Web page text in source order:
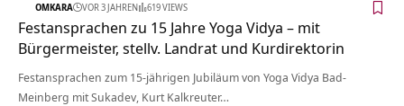
OMKARA VOR 3 JAHREN 619 VIEWS
Festansprachen zu 15 Jahre Yoga Vidya – mit
Bürgermeister, stellv. Landrat und Kurdirektorin
Festansprachen zum 15-jährigen Jubiläum von Yoga Vidya Bad-
Meinberg mit Sukadev, Kurt Kalkreuter…